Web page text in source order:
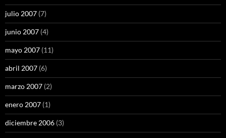
julio 2007 (7)
junio 2007 (4)
mayo 2007 (11)
abril 2007 (6)
marzo 2007 (2)
enero 2007 (1)
diciembre 2006 (3)